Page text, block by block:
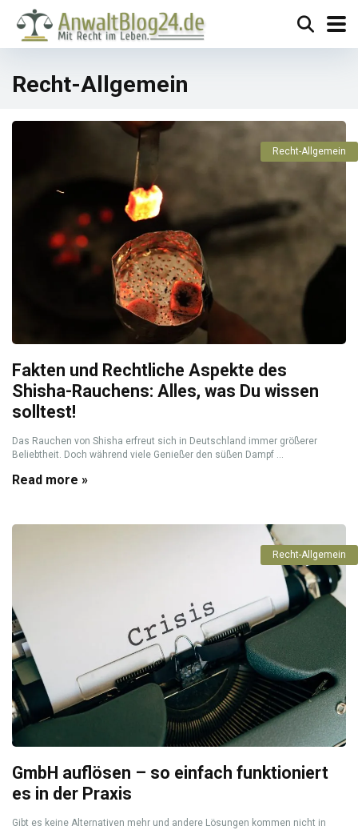
Recht-Allgemein
Recht-Allgemein
Fakten und Rechtliche Aspekte des
Shisha-Rauchens: Alles, was Du wissen
solltest!
Das Rauchen von Shisha erfreut sich in Deutschland immer größerer
Beliebtheit. Doch während viele Genießer den süßen Dampf ...
Read more »
Recht-Allgemein
GmbH auflösen – so einfach funktioniert
es in der Praxis
Gibt es keine Alternativen mehr und andere Lösungen kommen nicht in